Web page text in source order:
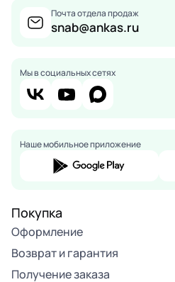
Почта отдела продаж
snab@ankas.ru
Мы в социальных сетях
Наше мобильное приложение
Покупка
Оформление
Возврат и гарантия
Получение заказа